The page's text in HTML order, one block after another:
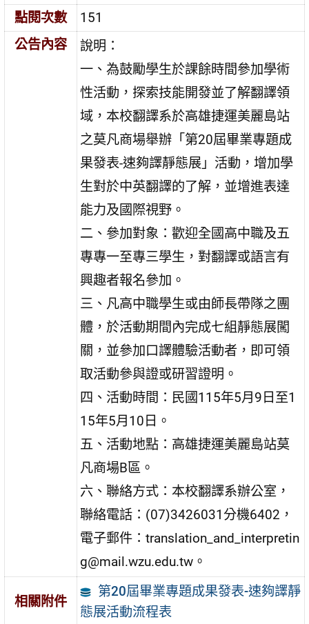
點閱次數
151
公告內容
說明：
一、為鼓勵學生於課餘時間參加學術
性活動，探索技能開發並了解翻譯領
域，本校翻譯系於高雄捷運美麗島站
之莫凡商場舉辦「第20屆畢業專題成
果發表-速夠譯靜態展」活動，增加學
生對於中英翻譯的了解，並增進表達
能力及國際視野。
二、參加對象：歡迎全國高中職及五
專專一至專三學生，對翻譯或語言有
興趣者報名參加。
三、凡高中職學生或由師長帶隊之團
體，於活動期間內完成七組靜態展闖
關，並參加口譯體驗活動者，即可領
取活動參與證或研習證明。
四、活動時間：民國115年5月9日至1
15年5月10日。
五、活動地點：高雄捷運美麗島站莫
凡商場B區。
六、聯絡方式：本校翻譯系辦公室，
聯絡電話：(07)3426031分機6402，
電子郵件：translation_and_interpretin
g@mail.wzu.edu.tw。
相關附件
第20屆畢業專題成果發表-速夠譯靜
態展活動流程表